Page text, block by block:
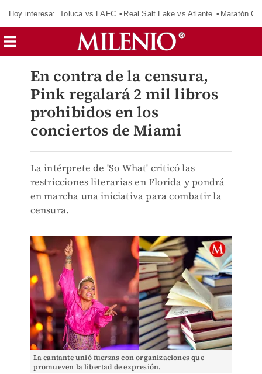
Hoy interesa: Toluca vs LAFC Real Salt Lake vs Atlante Maratón
En contra de la censura,
Pink regalará 2 mil libros
prohibidos en los
conciertos de Miami
La intérprete de 'So What' criticó las
restricciones literarias en Florida y pondrá
en marcha una iniciativa para combatir la
censura.
La cantante unió fuerzas con organizaciones que
promueven la libertad de expresión.